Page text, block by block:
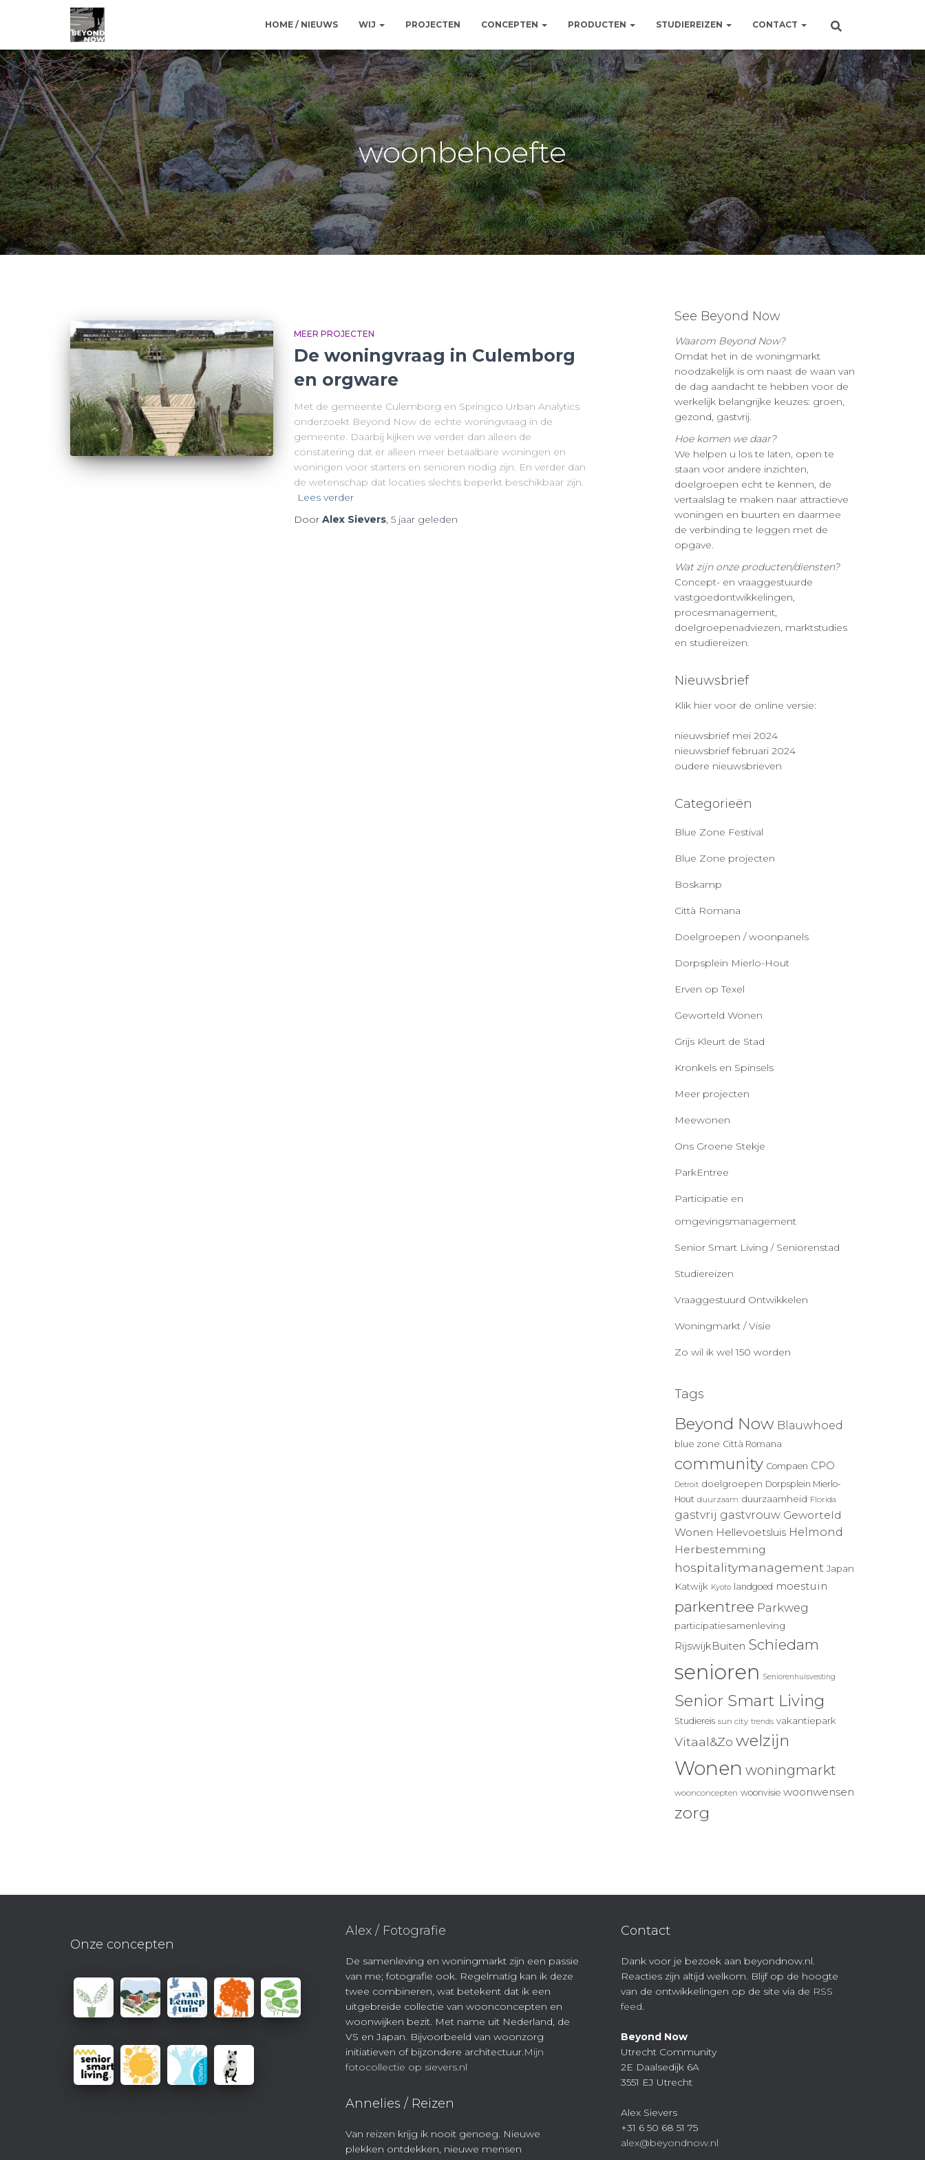
HOME / NIEUWS WIJ PROJECTEN CONCEPTEN PRODUCTEN STUDIEREIZEN CONTACT
woonbehoefte
MEER PROJECTEN
De woningvraag in Culemborg
en orgware
Met de gemeente Culemborg en Springco Urban Analytics
onderzoekt Beyond Now de echte woningvraag in de
gemeente. Daarbij kijken we verder dan alleen de
constatering dat er alleen meer betaalbare woningen en
woningen voor starters en senioren nodig zijn. En verder dan
de wetenschap dat locaties slechts beperkt beschikbaar zijn.
Lees verder
Door Alex Sievers, 5 jaar geleden
See Beyond Now
Waarom Beyond Now?
Omdat het in de woningmarkt
noodzakelijk is om naast de waan van
de dag aandacht te hebben voor de
werkelijk belangrijke keuzes: groen,
gezond, gastvrij.
Hoe komen we daar?
We helpen u los te laten, open te
staan voor andere inzichten,
doelgroepen echt te kennen, de
vertaalslag te maken naar attractieve
woningen en buurten en daarmee
de verbinding te leggen met de
opgave.
Wat zijn onze producten/diensten?
Concept- en vraaggestuurde
vastgoedontwikkelingen,
procesmanagement,
doelgroepenadviezen, marktstudies
en studiereizen.
Nieuwsbrief
Klik hier voor de online versie:
nieuwsbrief mei 2024
nieuwsbrief februari 2024
oudere nieuwsbrieven
Categorieën
Blue Zone Festival
Blue Zone projecten
Boskamp
Città Romana
Doelgroepen / woonpanels
Dorpsplein Mierlo-Hout
Erven op Texel
Geworteld Wonen
Grijs Kleurt de Stad
Kronkels en Spinsels
Meer projecten
Meewonen
Ons Groene Stekje
ParkEntree
Participatie en
omgevingsmanagement
Senior Smart Living / Seniorenstad
Studiereizen
Vraaggestuurd Ontwikkelen
Woningmarkt / Visie
Zo wil ik wel 150 worden
Tags
Beyond Now Blauwhoed
blue zone Città Romana
community Compaen CPO
Detroit doelgroepen Dorpsplein Mierlo-
Hout duurzaam duurzaamheid Florida
gastvrij gastvrouw Geworteld
Wonen Hellevoetsluis Helmond
Herbestemming
hospitalitymanagement Japan
Katwijk Kyoto landgoed moestuin
parkentree Parkweg
participatiesamenleving
RijswijkBuiten Schiedam
senioren Seniorenhuisvesting
Senior Smart Living
Studiereis sun city trends vakantiepark
Vitaal&Zo welzijn
Wonen woningmarkt
woonconcepten woonvisie woonwensen
zorg
Onze concepten
Alex / Fotografie
De samenleving en woningmarkt zijn een passie
van me; fotografie ook. Regelmatig kan ik deze
twee combineren, wat betekent dat ik een
uitgebreide collectie van woonconcepten en
woonwijken bezit. Met name uit Nederland, de
VS en Japan. Bijvoorbeeld van woonzorg
initiatieven of bijzondere architectuur.Mijn
fotocollectie op sievers.nl
Annelies / Reizen
Van reizen krijg ik nooit genoeg. Nieuwe
plekken ontdekken, nieuwe mensen
Contact
Dank voor je bezoek aan beyondnow.nl.
Reacties zijn altijd welkom. Blijf op de hoogte
van de ontwikkelingen op de site via de RSS
feed.
Beyond Now
Utrecht Community
2E Daalsedijk 6A
3551 EJ Utrecht
Alex Sievers
+31 6 50 68 51 75
alex@beyondnow.nl